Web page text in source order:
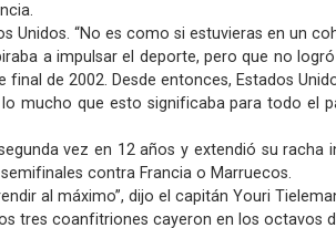
Unidos. “No es como si estuvieras en un
a impulsar el deporte, pero que no
de 2002. Desde entonces, Estados
mucho que esto significaba para todo el
vez en 12 años y extendió su
contra Francia o Marruecos.
al máximo”, dijo el capitán Youri
tres coanfitriones cayeron en los octavos